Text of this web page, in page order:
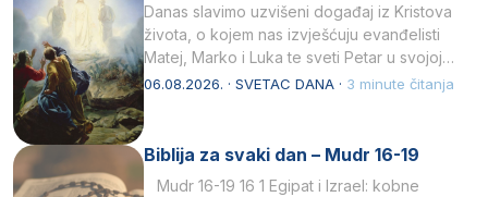
Danas slavimo uzvišeni događaj iz Kristova
života, o kojem nas izvješćuju evanđelisti
Matej, Marko i Luka te sveti Petar u svojoj
drugoj…
06.08.2026. · SVETAC DANA · 3 minute čitanja
Biblija za svaki dan – Mudr 16-19
Mudr 16-19 16 1 Egipat i Izrael: kobne